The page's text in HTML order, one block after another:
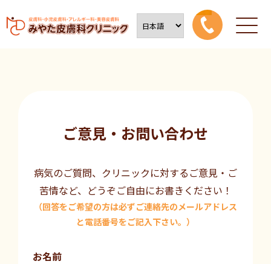
ご意見・お問い合わせ
病気のご質問、クリニックに対するご意見・ご
苦情など、どうぞご自由にお書きください！
（回答をご希望の方は必ずご連絡先のメールアドレス
と電話番号をご記入下さい。）
お名前